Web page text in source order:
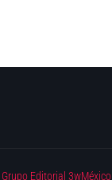
Grupo Editorial 3wMéxico